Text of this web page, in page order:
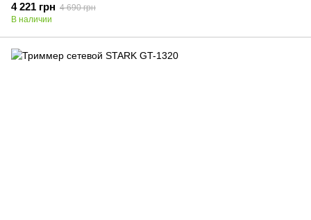
4 221 грн 4 690 грн
В наличии